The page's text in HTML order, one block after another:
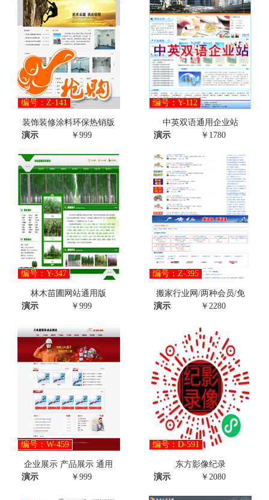
编号：Z-141
装饰装修涂料环保热销版
演示
￥999
编号：Y-112
中英双语通用企业站
演示
￥1780
编号：Y-347
林木苗圃网站通用版
演示
￥999
编号：Z-395
搬家行业网/两种会员/免
演示
￥2280
编号：W-459
企业展示 产品展示 通用
演示
￥999
编号：D-591
东方影像纪录
演示
￥2080